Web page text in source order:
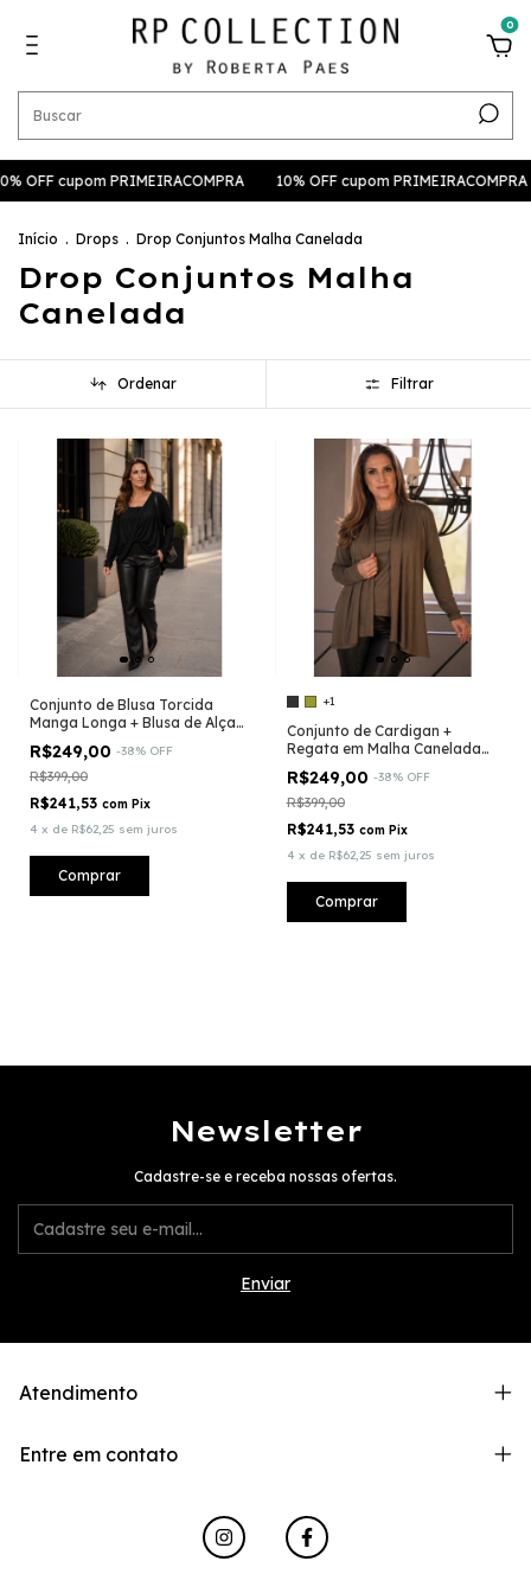
0
OFF cupom PRIMEIRACOMPRA 10% OFF cupom PRIMEIRACOMPRA
Início . Drops . Drop Conjuntos Malha Canelada
Drop Conjuntos Malha
Canelada
Ordenar Filtrar
Conjunto de Blusa Torcida
Manga Longa + Blusa de Alça
com detalhes em Renda
R$249,00 -38% OFF
R$399,00
R$241,53 com Pix
4 x de R$62,25 sem juros
Comprar
+1
Conjunto de Cardigan +
Regata em Malha Canelada
Fininha
R$249,00 -38% OFF
R$399,00
R$241,53 com Pix
4 x de R$62,25 sem juros
Comprar
Newsletter
Cadastre-se e receba nossas ofertas.
Atendimento
Entre em contato